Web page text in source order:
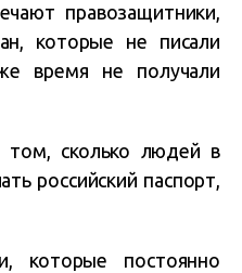
правозащитники,
которые не писали
время не получали
сколько людей в
российский паспорт,
которые постоянно